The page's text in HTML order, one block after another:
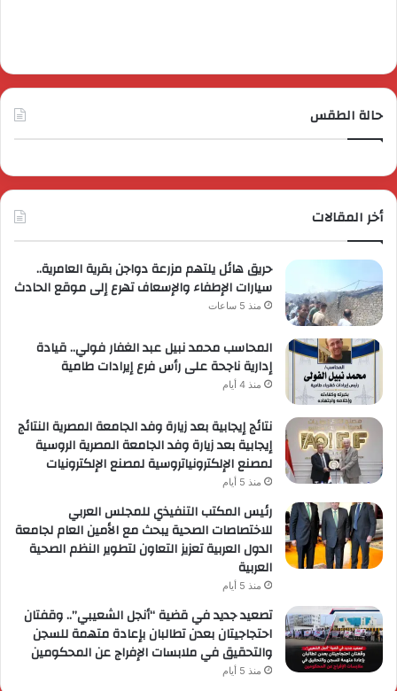
حالة الطقس
أخر المقالات
حريق هائل يلتهم مزرعة دواجن بقرية العامرية..
سيارات الإطفاء والإسعاف تهرع إلى موقع الحادث
منذ 5 ساعات
المحاسب محمد نبيل عبد الغفار فولي.. قيادة
إدارية ناجحة على رأس فرع إيرادات طامية
منذ 4 أيام
نتائج إيجابية بعد زيارة وفد الجامعة المصرية النتائج
إيجابية بعد زيارة وفد الجامعة المصرية الروسية
لمصنع الإلكترونياتروسية لمصنع الإلكترونيات
منذ 5 أيام
رئيس المكتب التنفيذي للمجلس العربي
للاختصاصات الصحية يبحث مع الأمين العام لجامعة
الدول العربية تعزيز التعاون لتطوير النظم الصحية
العربية
منذ 5 أيام
تصعيد جديد في قضية “أنجل الشعيبي”.. وقفتان
احتجاجيتان بعدن تطالبان بإعادة متهمة للسجن
والتحقيق في ملابسات الإفراج عن المحكومين
منذ 5 أيام